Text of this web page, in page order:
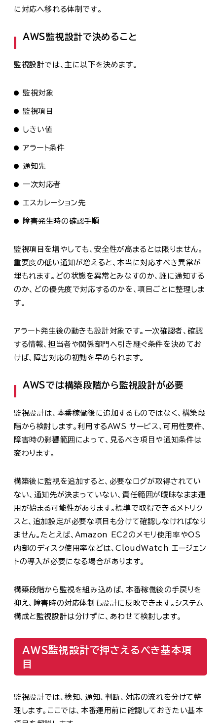
に対応へ移れる体制です。
AWS監視設計で決めること
監視設計では、主に以下を決めます。
監視対象
監視項目
しきい値
アラート条件
通知先
一次対応者
エスカレーション先
障害発生時の確認手順
監視項目を増やしても、安全性が高まるとは限りません。
重要度の低い通知が増えると、本当に対応すべき異常が
埋もれます。どの状態を異常とみなすのか、誰に通知する
のか、どの優先度で対応するのかを、項目ごとに整理しま
す。
アラート発生後の動きも設計対象です。一次確認者、確認
する情報、担当者や関係部門へ引き継ぐ条件を決めてお
けば、障害対応の初動を早められます。
AWSでは構築段階から監視設計が必要
監視設計は、本番稼働後に追加するものではなく、構築段
階から検討します。利用するAWS サービス、可用性要件、
障害時の影響範囲によって、見るべき項目や通知条件は
変わります。
構築後に監視を追加すると、必要なログが取得されてい
ない、通知先が決まっていない、責任範囲が曖昧なまま運
用が始まる可能性があります。標準で取得できるメトリク
スと、追加設定が必要な項目も分けて確認しなければなり
ません。たとえば、Amazon EC2のメモリ使用率やOS
内部のディスク使用率などは、CloudWatch エージェン
トの導入が必要になる場合があります。
構築段階から監視を組み込めば、本番稼働後の手戻りを
抑え、障害時の対応体制も設計に反映できます。システム
構成と監視設計は分けずに、あわせて検討します。
AWS監視設計で押さえるべき基本項
目
監視設計では、検知、通知、判断、対応の流れを分けて整
理します。ここでは、本番運用前に確認しておきたい基本